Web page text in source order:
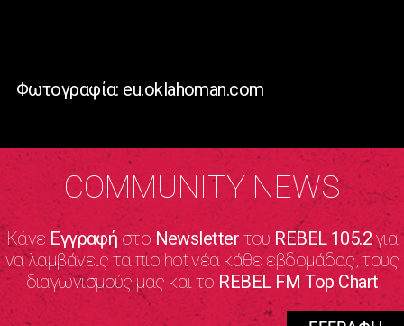
Φωτογραφία: eu.oklahoman.com
COMMUNITY NEWS
Κάνε Εγγραφήστο NewsletterτουREBEL 105.2για
να λαμβάνεις τα πιο hot νέα κάθε εβδομάδας, τους
διαγωνισμούς μας και το REBEL FM Top Chart